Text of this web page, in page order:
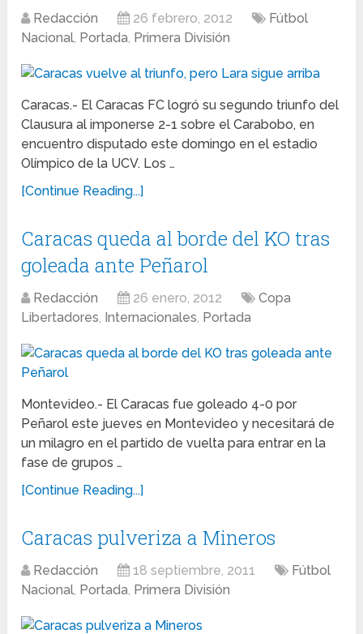
Redacción 26 febrero, 2012
Fútbol
Nacional, Portada, Primera División
Caracas.- El Caracas FC logró su segundo triunfo del
Clausura al imponerse 2-1 sobre el Carabobo, en
encuentro disputado este domingo en el estadio
Olímpico de la UCV. Los …
[Continue Reading...]
Caracas queda al borde del KO tras
goleada ante Peñarol
Redacción 26 enero, 2012
Copa
Libertadores, Internacionales, Portada
Montevideo.- El Caracas fue goleado 4-0 por
Peñarol este jueves en Montevideo y necesitará de
un milagro en el partido de vuelta para entrar en la
fase de grupos …
[Continue Reading...]
Caracas pulveriza a Mineros
Redacción 18 septiembre, 2011
Fútbol
Nacional, Portada, Primera División